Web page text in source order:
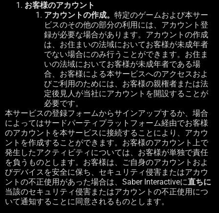
お客様のアカウント
アカウントの作成。 特定のゲームおよび本サー
ビスのその他の部分の利用には、アカウント登
録が必要な場合があります。アカウントの作成
は、お住まいの法域においてお客様が未成年者
でない場合にのみ行うことができます。お住ま
いの法域においてお客様が未成年者である場
合、お客様による本サービスへのアクセスおよ
びご利用のためには、お客様の親権者または法
定後見人が当社にアカウントを開設することが
必要です。
本サービスの登録フォームからサインアップするか、場合
によってはサードパーティプラットフォーム経由でお客様
のアカウントを本サービスに接続することにより、アカウ
ントを作成することができます。お客様のアカウント上で
発生したアクティビティについては、お客様が単独で責任
を負うものとします。お客様は、ご自身のアカウントおよ
びデバイスを安全に保ち、セキュリティ侵害またはアカウ
ントの不正使用があった場合は、 Saber Interactiveに直ちに
当該のセキュリティ侵害またはアカウントの不正使用につ
いて通知することに同意されるものとします。